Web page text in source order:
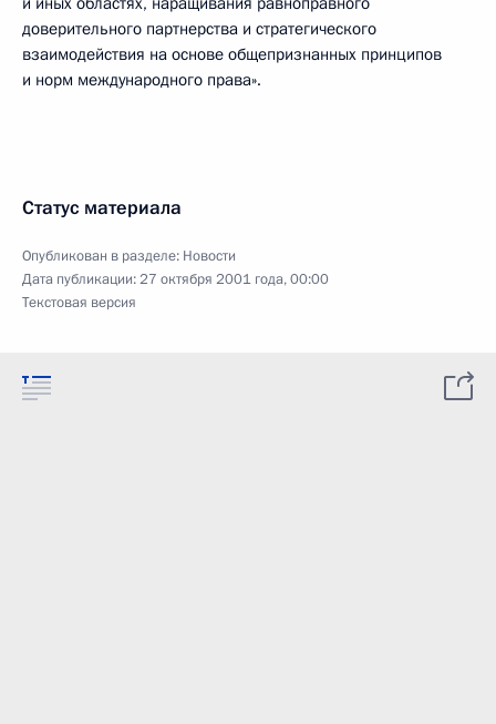
доверительного партнерства и стратегического
взаимодействия на основе общепризнанных принципов
и норм международного права».
Статус материала
Опубликован в разделе: Новости
Дата публикации:27 октября 2001 года, 00:00
Текстовая версия